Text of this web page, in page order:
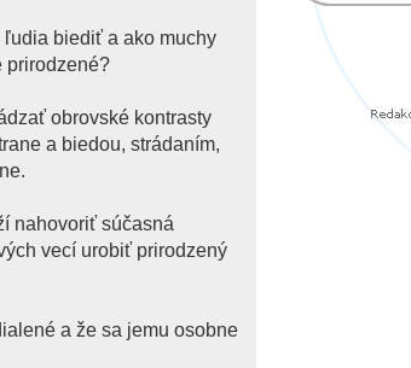
ľudia biediť a ako muchy
prirodzené?
obrovské kontrasty
a biedou, strádaním,
nahovoriť súčasná
vecí urobiť prirodzený
a že sa jemu osobne